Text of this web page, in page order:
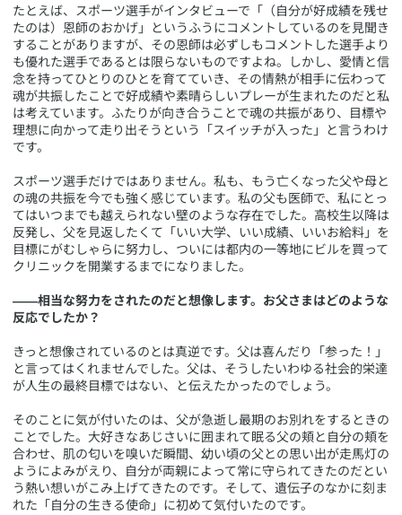
たとえば、スポーツ選手がインタビューで「（自分が好成績を残せ
たのは）恩師のおかげ」というふうにコメントしているのを見聞き
することがありますが、その恩師は必ずしもコメントした選手より
も優れた選手であるとは限らないものですよね。しかし、愛情と信
念を持ってひとりのひとを育てていき、その情熱が相手に伝わって
魂が共振したことで好成績や素晴らしいプレーが生まれたのだと私
は考えています。ふたりが向き合うことで魂の共振があり、目標や
理想に向かって走り出そうという「スイッチが入った」と言うわけ
です。
スポーツ選手だけではありません。私も、もう亡くなった父や母と
の魂の共振を今でも強く感じています。私の父も医師で、私にとっ
てはいつまでも越えられない壁のような存在でした。高校生以降は
反発し、父を見返したくて「いい大学、いい成績、いいお給料」を
目標にがむしゃらに努力し、ついには都内の一等地にビルを買って
クリニックを開業するまでになりました。
――相当な努力をされたのだと想像します。お父さまはどのような
反応でしたか？
きっと想像されているのとは真逆です。父は喜んだり「参った！」
と言ってはくれませんでした。父は、そうしたいわゆる社会的栄達
が人生の最終目標ではない、と伝えたかったのでしょう。
そのことに気が付いたのは、父が急逝し最期のお別れをするときの
ことでした。大好きなあじさいに囲まれて眠る父の頬と自分の頬を
合わせ、肌の匂いを嗅いだ瞬間、幼い頃の父との思い出が走馬灯の
ようによみがえり、自分が両親によって常に守られてきたのだとい
う熱い想いがこみ上げてきたのです。そして、遺伝子のなかに刻ま
れた「自分の生きる使命」に初めて気付いたのです。